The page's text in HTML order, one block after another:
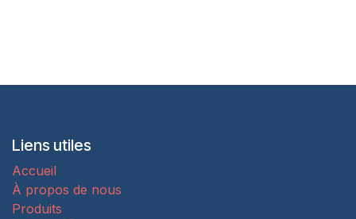
Liens utiles
Accueil
À propos de nous
Produits